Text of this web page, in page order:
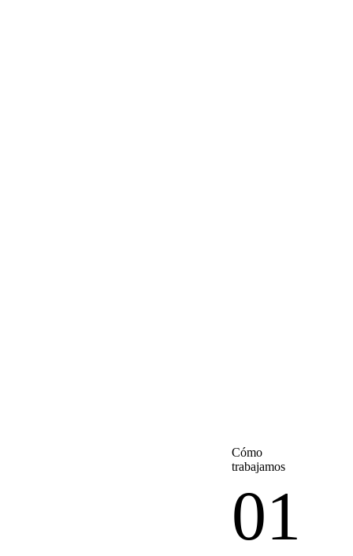
Cómo
trabajamos
01